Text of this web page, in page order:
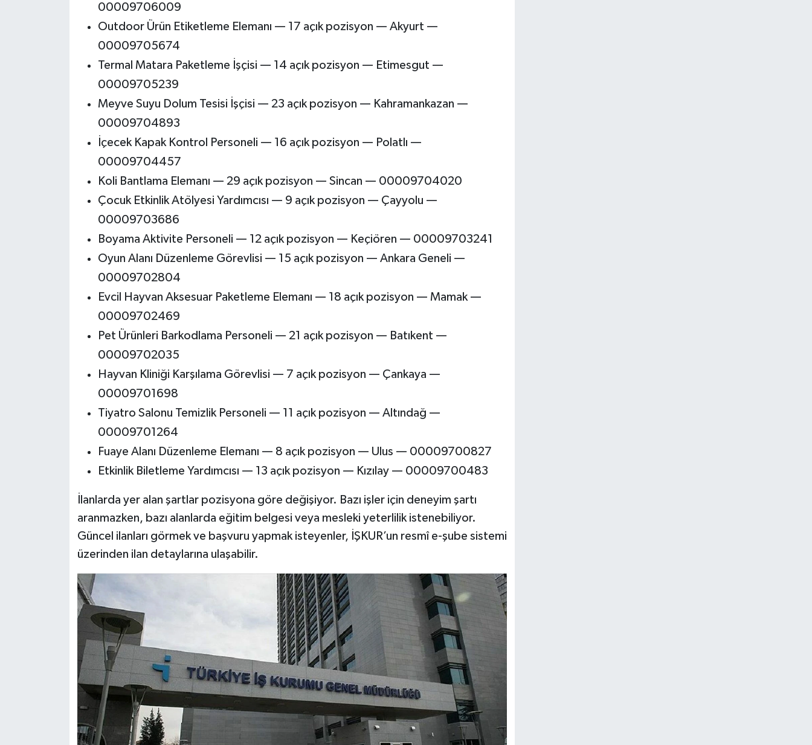
00009706009
Outdoor Ürün Etiketleme Elemanı — 17 açık pozisyon — Akyurt —
00009705674
Termal Matara Paketleme İşçisi — 14 açık pozisyon — Etimesgut —
00009705239
Meyve Suyu Dolum Tesisi İşçisi — 23 açık pozisyon — Kahramankazan —
00009704893
İçecek Kapak Kontrol Personeli — 16 açık pozisyon — Polatlı —
00009704457
Koli Bantlama Elemanı — 29 açık pozisyon — Sincan — 00009704020
Çocuk Etkinlik Atölyesi Yardımcısı — 9 açık pozisyon — Çayyolu —
00009703686
Boyama Aktivite Personeli — 12 açık pozisyon — Keçiören — 00009703241
Oyun Alanı Düzenleme Görevlisi — 15 açık pozisyon — Ankara Geneli —
00009702804
Evcil Hayvan Aksesuar Paketleme Elemanı — 18 açık pozisyon — Mamak —
00009702469
Pet Ürünleri Barkodlama Personeli — 21 açık pozisyon — Batıkent —
00009702035
Hayvan Kliniği Karşılama Görevlisi — 7 açık pozisyon — Çankaya —
00009701698
Tiyatro Salonu Temizlik Personeli — 11 açık pozisyon — Altındağ —
00009701264
Fuaye Alanı Düzenleme Elemanı — 8 açık pozisyon — Ulus — 00009700827
Etkinlik Biletleme Yardımcısı — 13 açık pozisyon — Kızılay — 00009700483
İlanlarda yer alan şartlar pozisyona göre değişiyor. Bazı işler için deneyim şartı
aranmazken, bazı alanlarda eğitim belgesi veya mesleki yeterlilik istenebiliyor.
Güncel ilanları görmek ve başvuru yapmak isteyenler, İŞKUR’un resmî e-şube sistemi
üzerinden ilan detaylarına ulaşabilir.